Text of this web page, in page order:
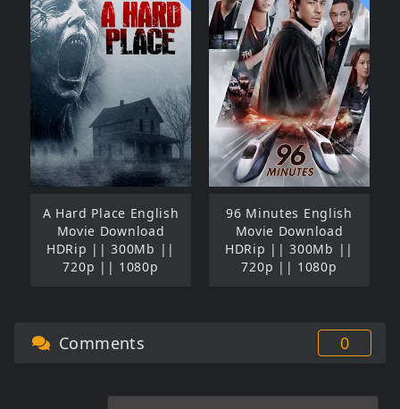
A Hard Place English
Movie Download
HDRip || 300Mb ||
720p || 1080p
96 Minutes English
Movie Download
HDRip || 300Mb ||
720p || 1080p
Comments 0